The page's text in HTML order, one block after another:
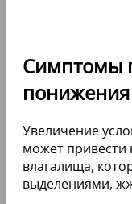
Симптомы
понижения
Увеличение
может привести
влагалища,
выделениями,